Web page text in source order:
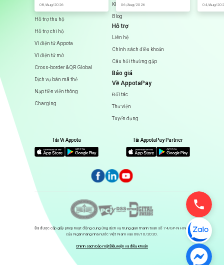
08/Aug/2026
06/Aug/2026
04/Aug/
SmartPOS
Hỗ trợ thu hộ
Hỗ trợ chi hộ
Ví điện tử Appota
Ví điện tử mở
Cross-border & QR Global
Dịch vụ bán mã thẻ
Nạp tiền viễn thông
Charging
Khuyến mại
Blog
Hỗ trợ
Liên hệ
Chính sách điều khoản
Câu hỏi thường gặp
Báo giá
Về AppotaPay
Đối tác
Thư viện
Tuyển dụng
Tải Ví Appota Tải AppotaPay Partner
Đã được cấp giấy phép hoạt động cung ứng dịch vụ trung gian thanh toán số 74/GP-NHNN
của Ngân hàng nhà nước Việt Nam vào 08/10/2020.
Chính sách bảo mậtĐiều kiện và điều khoản